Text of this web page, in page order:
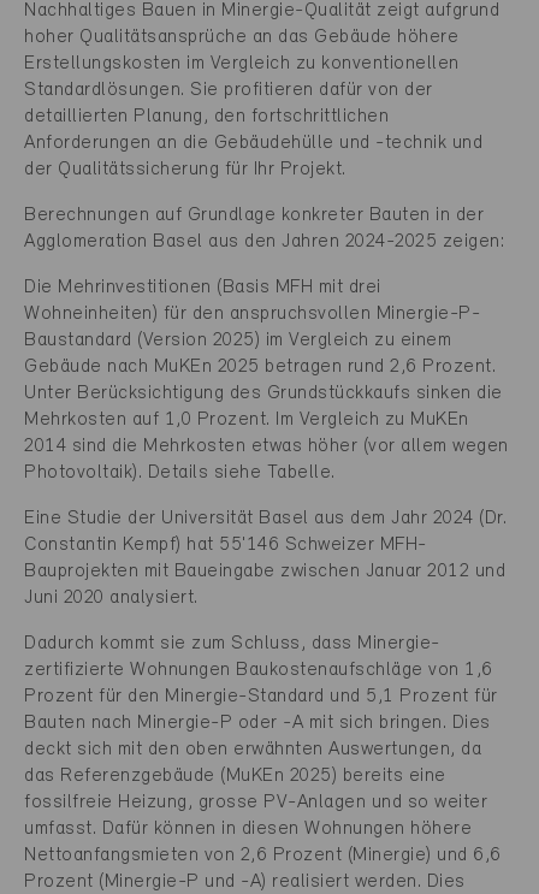
Nachhaltiges Bauen in Minergie-Qualität zeigt aufgrund
hoher Qualitätsansprüche an das Gebäude höhere
Erstellungskosten im Vergleich zu konventionellen
Standardlösungen. Sie profitieren dafür von der
detaillierten Planung, den fortschrittlichen
Anforderungen an die Gebäudehülle und -technik und
der Qualitätssicherung für Ihr Projekt.
Berechnungen auf Grundlage konkreter Bauten in der
Agglomeration Basel aus den Jahren 2024-2025 zeigen:
Die Mehrinvestitionen (Basis MFH mit drei
Wohneinheiten) für den anspruchsvollen Minergie-P-
Baustandard (Version 2025) im Vergleich zu einem
Gebäude nach MuKEn 2025 betragen rund 2,6 Prozent.
Unter Berücksichtigung des Grundstückkaufs sinken die
Mehrkosten auf 1,0 Prozent. Im Vergleich zu MuKEn
2014 sind die Mehrkosten etwas höher (vor allem wegen
Photovoltaik). Details siehe Tabelle.
Eine Studie der Universität Basel aus dem Jahr 2024 (Dr.
Constantin Kempf) hat 55'146 Schweizer MFH-
Bauprojekten mit Baueingabe zwischen Januar 2012 und
Juni 2020 analysiert.
Dadurch kommt sie zum Schluss, dass Minergie-
zertifizierte Wohnungen Baukostenaufschläge von 1,6
Prozent für den Minergie-Standard und 5,1 Prozent für
Bauten nach Minergie-P oder -A mit sich bringen. Dies
deckt sich mit den oben erwähnten Auswertungen, da
das Referenzgebäude (MuKEn 2025) bereits eine
fossilfreie Heizung, grosse PV-Anlagen und so weiter
umfasst. Dafür können in diesen Wohnungen höhere
Nettoanfangsmieten von 2,6 Prozent (Minergie) und 6,6
Prozent (Minergie-P und -A) realisiert werden. Dies